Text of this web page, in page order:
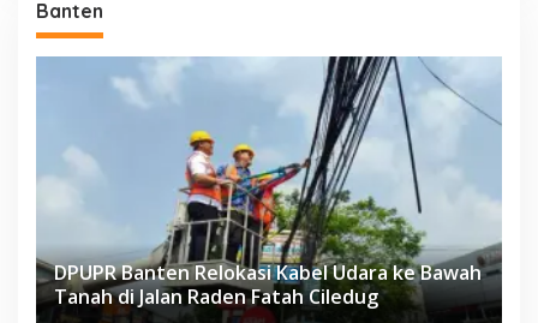
Banten
DPUPR Banten Relokasi Kabel Udara ke Bawah
Tanah di Jalan Raden Fatah Ciledug